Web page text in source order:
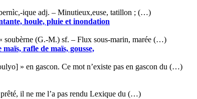
ique adj. – Minutieux,euse, tatillon ; (…)
houle, pluie et inondation
soubèrne (G.-M.) sf. – Flux sous-marin, marée (…)
rafle de maïs, gousse,
» en gascon. Ce mot n’existe pas en gascon du (…)
il ne me l’a pas rendu Lexique du (…)